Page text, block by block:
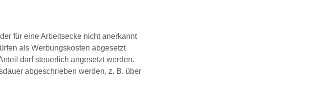
für eine Arbeitsecke nicht anerkannt
als Werbungskosten abgesetzt
darf steuerlich angesetzt werden.
abgeschrieben werden, z. B. über